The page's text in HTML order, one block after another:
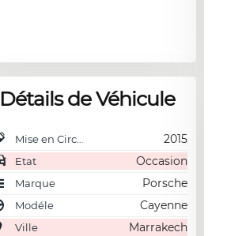
Détails de Véhicule
Mise en Circulation 2015
Etat Occasion
Marque Porsche
Modéle Cayenne
Ville Marrakech